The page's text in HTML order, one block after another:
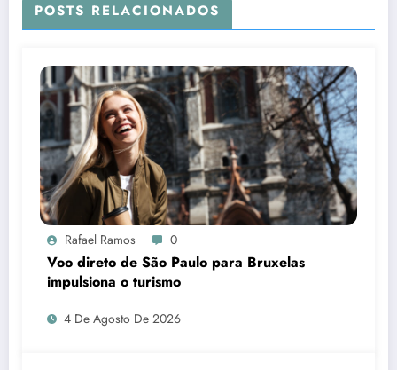
POSTS RELACIONADOS
Rafael Ramos 0
Voo direto de São Paulo para Bruxelas
impulsiona o turismo
4 De Agosto De 2026